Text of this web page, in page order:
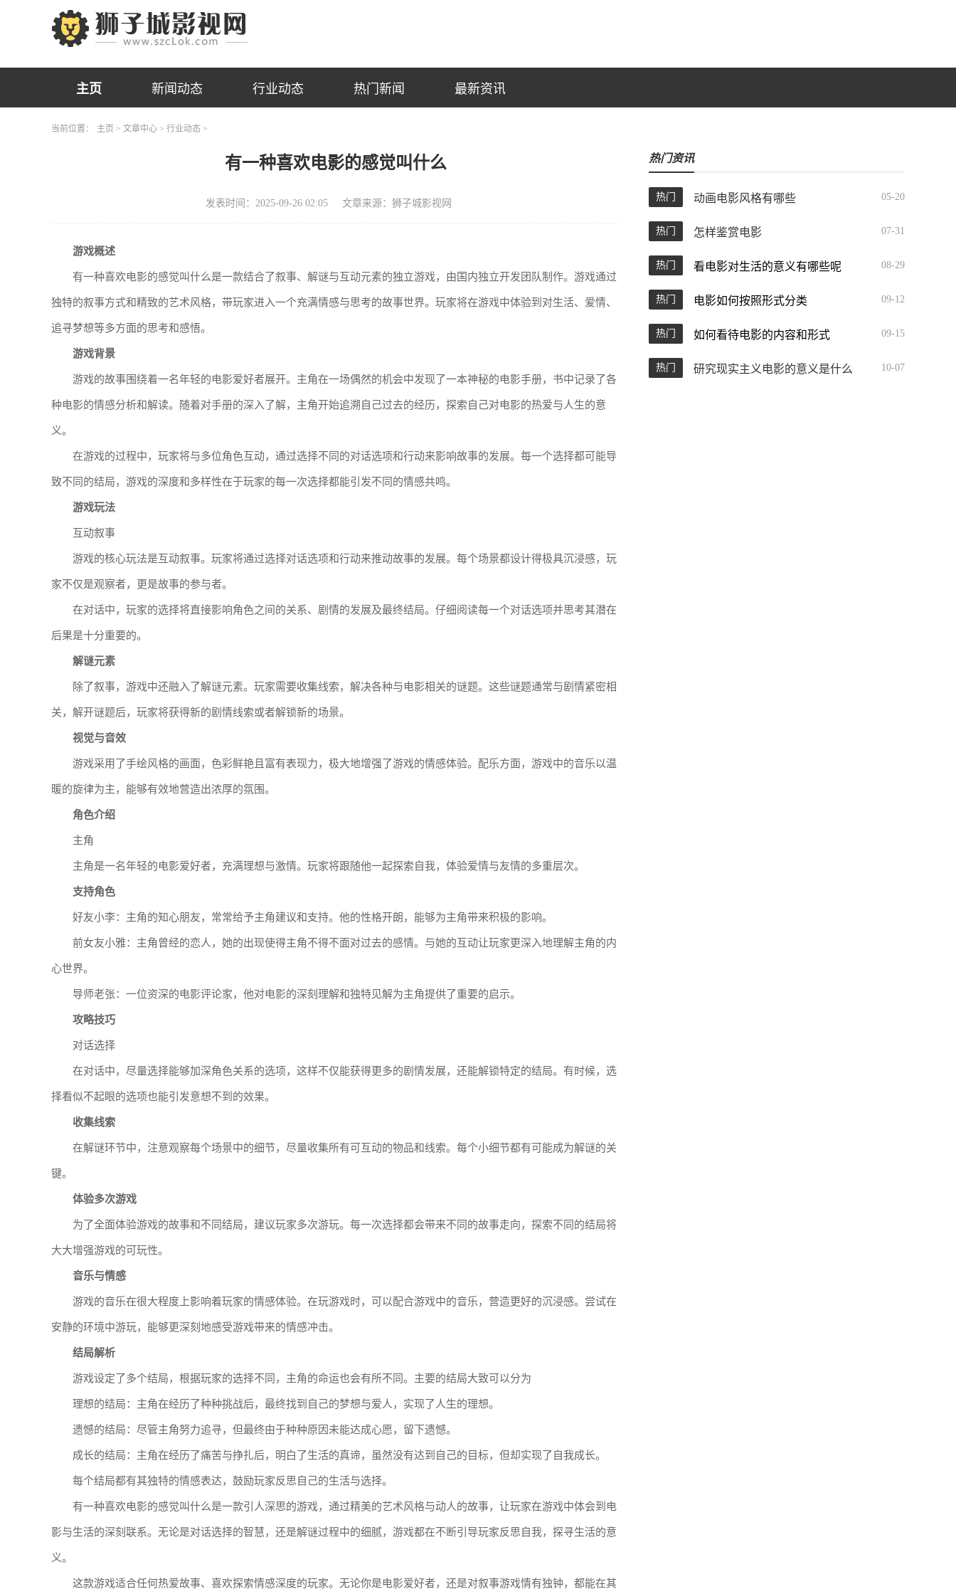
主页 新闻动态 行业动态 热门新闻 最新资讯
当前位置： 主页 > 文章中心 > 行业动态 >
有一种喜欢电影的感觉叫什么
发表时间：2025-09-26 02:05 文章来源：狮子城影视网
游戏概述
有一种喜欢电影的感觉叫什么是一款结合了叙事、解谜与互动元素的独立游戏，由国内独立开发团队制作。游戏通过
独特的叙事方式和精致的艺术风格，带玩家进入一个充满情感与思考的故事世界。玩家将在游戏中体验到对生活、爱情、
追寻梦想等多方面的思考和感悟。
游戏背景
游戏的故事围绕着一名年轻的电影爱好者展开。主角在一场偶然的机会中发现了一本神秘的电影手册，书中记录了各
种电影的情感分析和解读。随着对手册的深入了解，主角开始追溯自己过去的经历，探索自己对电影的热爱与人生的意
义。
在游戏的过程中，玩家将与多位角色互动，通过选择不同的对话选项和行动来影响故事的发展。每一个选择都可能导
致不同的结局，游戏的深度和多样性在于玩家的每一次选择都能引发不同的情感共鸣。
游戏玩法
互动叙事
游戏的核心玩法是互动叙事。玩家将通过选择对话选项和行动来推动故事的发展。每个场景都设计得极具沉浸感，玩
家不仅是观察者，更是故事的参与者。
在对话中，玩家的选择将直接影响角色之间的关系、剧情的发展及最终结局。仔细阅读每一个对话选项并思考其潜在
后果是十分重要的。
解谜元素
除了叙事，游戏中还融入了解谜元素。玩家需要收集线索，解决各种与电影相关的谜题。这些谜题通常与剧情紧密相
关，解开谜题后，玩家将获得新的剧情线索或者解锁新的场景。
视觉与音效
游戏采用了手绘风格的画面，色彩鲜艳且富有表现力，极大地增强了游戏的情感体验。配乐方面，游戏中的音乐以温
暖的旋律为主，能够有效地营造出浓厚的氛围。
角色介绍
主角
主角是一名年轻的电影爱好者，充满理想与激情。玩家将跟随他一起探索自我，体验爱情与友情的多重层次。
支持角色
好友小李：主角的知心朋友，常常给予主角建议和支持。他的性格开朗，能够为主角带来积极的影响。
前女友小雅：主角曾经的恋人，她的出现使得主角不得不面对过去的感情。与她的互动让玩家更深入地理解主角的内
心世界。
导师老张：一位资深的电影评论家，他对电影的深刻理解和独特见解为主角提供了重要的启示。
攻略技巧
对话选择
在对话中，尽量选择能够加深角色关系的选项，这样不仅能获得更多的剧情发展，还能解锁特定的结局。有时候，选
择看似不起眼的选项也能引发意想不到的效果。
收集线索
在解谜环节中，注意观察每个场景中的细节，尽量收集所有可互动的物品和线索。每个小细节都有可能成为解谜的关
键。
体验多次游戏
为了全面体验游戏的故事和不同结局，建议玩家多次游玩。每一次选择都会带来不同的故事走向，探索不同的结局将
大大增强游戏的可玩性。
音乐与情感
游戏的音乐在很大程度上影响着玩家的情感体验。在玩游戏时，可以配合游戏中的音乐，营造更好的沉浸感。尝试在
安静的环境中游玩，能够更深刻地感受游戏带来的情感冲击。
结局解析
游戏设定了多个结局，根据玩家的选择不同，主角的命运也会有所不同。主要的结局大致可以分为
理想的结局：主角在经历了种种挑战后，最终找到自己的梦想与爱人，实现了人生的理想。
遗憾的结局：尽管主角努力追寻，但最终由于种种原因未能达成心愿，留下遗憾。
成长的结局：主角在经历了痛苦与挣扎后，明白了生活的真谛，虽然没有达到自己的目标，但却实现了自我成长。
每个结局都有其独特的情感表达，鼓励玩家反思自己的生活与选择。
有一种喜欢电影的感觉叫什么是一款引人深思的游戏，通过精美的艺术风格与动人的故事，让玩家在游戏中体会到电
影与生活的深刻联系。无论是对话选择的智慧，还是解谜过程中的细腻，游戏都在不断引导玩家反思自我，探寻生活的意
义。
这款游戏适合任何热爱故事、喜欢探索情感深度的玩家。无论你是电影爱好者，还是对叙事游戏情有独钟，都能在其
热门资讯
热门 动画电影风格有哪些 05-20
热门 怎样鉴赏电影 07-31
热门 看电影对生活的意义有哪些呢 08-29
热门 电影如何按照形式分类 09-12
热门 如何看待电影的内容和形式 09-15
热门 研究现实主义电影的意义是什么 10-07